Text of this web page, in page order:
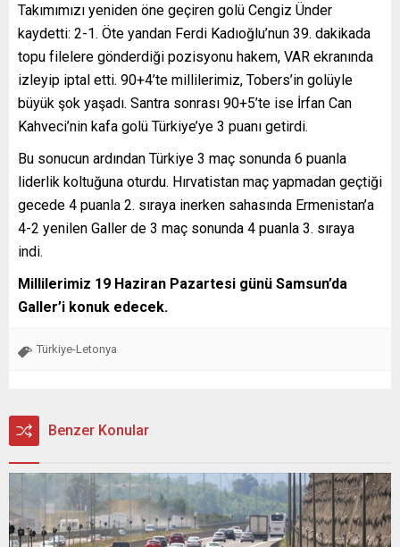
Takımımızı yeniden öne geçiren golü Cengiz Ünder
kaydetti: 2-1. Öte yandan Ferdi Kadıoğlu’nun 39. dakikada
topu filelere gönderdiği pozisyonu hakem, VAR ekranında
izleyip iptal etti. 90+4’te millilerimiz, Tobers’in golüyle
büyük şok yaşadı. Santra sonrası 90+5’te ise İrfan Can
Kahveci’nin kafa golü Türkiye’ye 3 puanı getirdi.
Bu sonucun ardından Türkiye 3 maç sonunda 6 puanla
liderlik koltuğuna oturdu. Hırvatistan maç yapmadan geçtiği
gecede 4 puanla 2. sıraya inerken sahasında Ermenistan’a
4-2 yenilen Galler de 3 maç sonunda 4 puanla 3. sıraya
indi.
Millilerimiz 19 Haziran Pazartesi günü Samsun’da
Galler’i konuk edecek.
Türkiye-Letonya
Benzer Konular